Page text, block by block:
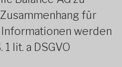
für
werden
lit. a DSGVO